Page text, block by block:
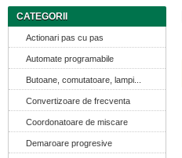
CATEGORII
Actionari pas cu pas
Automate programabile
Butoane, comutatoare, lampi...
Convertizoare de frecventa
Coordonatoare de miscare
Demaroare progresive